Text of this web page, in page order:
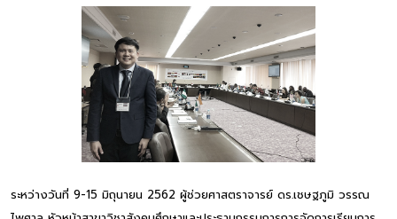
ระหว่างวันที่ 9-15 มิถุนายน 2562 ผู้ช่วยศาสตราจารย์ ดร.เชษฐภูมิ วรรณ